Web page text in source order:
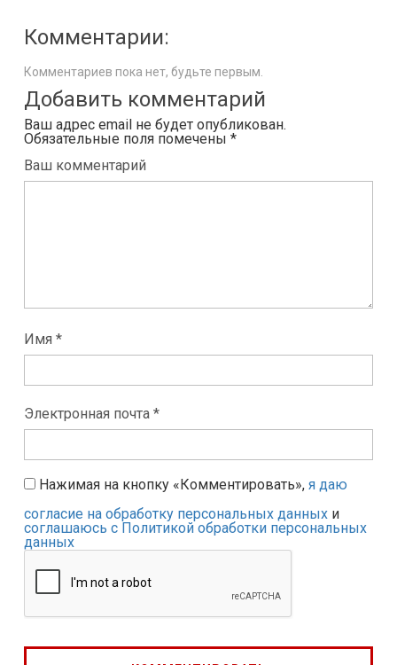
Комментарии:
Комментариев пока нет, будьте первым.
Добавить комментарий
Ваш адрес email не будет опубликован.
Обязательные поля помечены *
Ваш комментарий
Имя *
Электронная почта *
Нажимая на кнопку «Комментировать», я даю
согласие на обработку персональных данных и
соглашаюсь с Политикой обработки персональных
данных